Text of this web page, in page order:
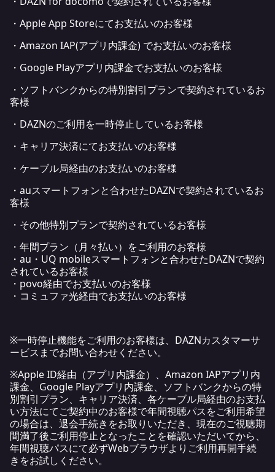
・Apple App Storeにてお支払いのお客様
・Amazon IAP(アプリ内課金) でお支払いのお客様
・Google Playアプリ内課金でお支払いのお客様
・ソフトバンクからの特別割引プランで契約されているお
客様
・DAZNのご利用を一時停止しているお客様
・キャリア決済にてお支払いのお客様
・ケーブル局経由のお支払いのお客様
・auスマートフォンと合わせたDAZNで契約されているお
客様
・その他特別プランで契約されているお客様
・年間プラン（月々払い）をご利用のお客様
・au・UQ mobileスマートフォンと合わせたDAZNで契約
されているお客様
・povo経由でお支払いのお客様
・コミュファ光経由でお支払いのお客様
※一時停止機能をご利用のお客様は、DAZNカスタマーサ
ービスまでお問い合わせください。
※Apple ID経由（アプリ内課金）、Amazon IAPアプリ内
課金、Google Playアプリ内課金、ソフトバンクからの特
別割引プラン、キャリア決済、各ケーブル局経由のお支払
い方法にてご契約中のお客様で年間視聴パスをご利用希望
の場合は、退会手続きをお取りいただき、現在のご視聴期
間満了後ご利用停止となったことを確認いただいてから、
年間視聴パスにて必ずWebブラウザよりご利用再開手続
きをお試しください。